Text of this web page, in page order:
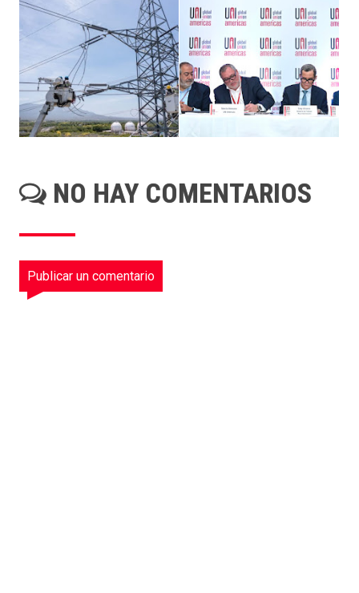
NO HAY COMENTARIOS
Publicar un comentario